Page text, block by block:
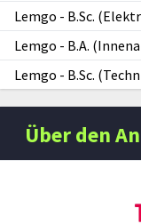
Lemgo - B.Sc.
Lemgo - B.A.
Lemgo - B.Sc.
Über den